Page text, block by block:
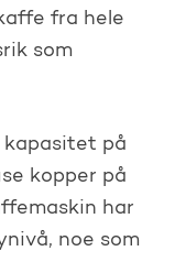
fra hele
som
på
kopper på
har
noe som